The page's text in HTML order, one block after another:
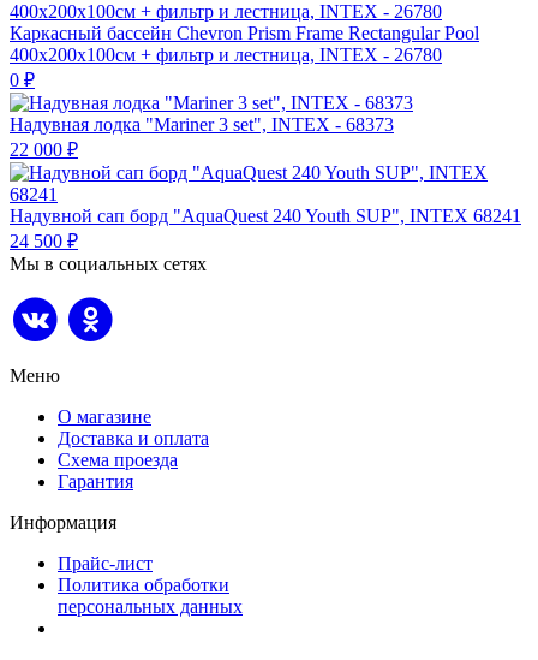
Каркасный бассейн Chevron Prism Frame Rectangular Pool
400х200х100см + фильтр и лестница, INTEX - 26780
0 ₽
Надувная лодка "Mariner 3 set", INTEX - 68373
22 000 ₽
Надувной сап борд "AquaQuest 240 Youth SUP", INTEX 68241
24 500 ₽
Мы в социальных сетях
Меню
О магазине
Доставка и оплата
Схема проезда
Гарантия
Информация
Прайс-лист
Политика обработки
персональных данных